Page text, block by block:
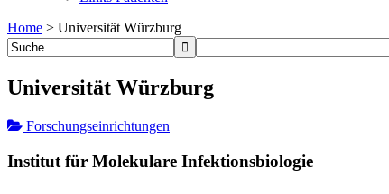
Home > Universität Würzburg
Universität Würzburg
Forschungseinrichtungen
Institut für Molekulare Infektionsbiologie